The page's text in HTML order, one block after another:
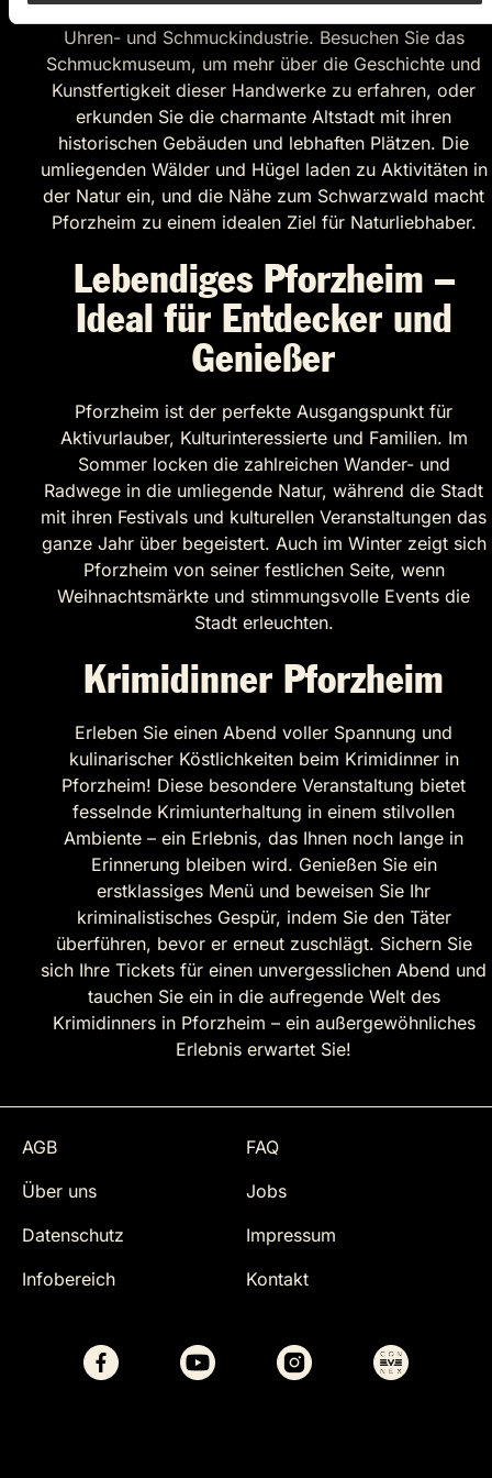
Pforzheim ist berühmt für seine lange Tradition in der
Uhren- und Schmuckindustrie. Besuchen Sie das
Schmuckmuseum, um mehr über die Geschichte und
Kunstfertigkeit dieser Handwerke zu erfahren, oder
erkunden Sie die charmante Altstadt mit ihren
historischen Gebäuden und lebhaften Plätzen. Die
umliegenden Wälder und Hügel laden zu Aktivitäten in
der Natur ein, und die Nähe zum Schwarzwald macht
Pforzheim zu einem idealen Ziel für Naturliebhaber.
Lebendiges Pforzheim –
Ideal für Entdecker und
Genießer
Pforzheim ist der perfekte Ausgangspunkt für
Aktivurlauber, Kulturinteressierte und Familien. Im
Sommer locken die zahlreichen Wander- und
Radwege in die umliegende Natur, während die Stadt
mit ihren Festivals und kulturellen Veranstaltungen das
ganze Jahr über begeistert. Auch im Winter zeigt sich
Pforzheim von seiner festlichen Seite, wenn
Weihnachtsmärkte und stimmungsvolle Events die
Stadt erleuchten.
Krimidinner Pforzheim
Erleben Sie einen Abend voller Spannung und
kulinarischer Köstlichkeiten beim Krimidinner in
Pforzheim! Diese besondere Veranstaltung bietet
fesselnde Krimiunterhaltung in einem stilvollen
Ambiente – ein Erlebnis, das Ihnen noch lange in
Erinnerung bleiben wird. Genießen Sie ein
erstklassiges Menü und beweisen Sie Ihr
kriminalistisches Gespür, indem Sie den Täter
überführen, bevor er erneut zuschlägt. Sichern Sie
sich Ihre Tickets für einen unvergesslichen Abend und
tauchen Sie ein in die aufregende Welt des
Krimidinners in Pforzheim – ein außergewöhnliches
Erlebnis erwartet Sie!
AGB
FAQ
Über uns
Jobs
Datenschutz
Impressum
Infobereich
Kontakt